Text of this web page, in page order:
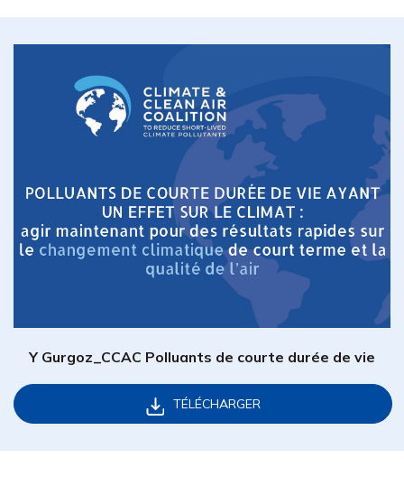
Y Gurgoz_CCAC Polluants de courte durée de vie
TÉLÉCHARGER